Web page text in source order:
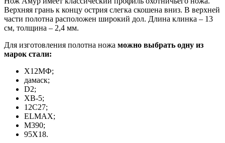
Верхняя грань к концу острия слегка скошена вниз. В верхней
части полотна расположен широкий дол. Длина клинка – 13
см, толщина – 2,4 мм.
Для изготовления полотна ножа можно выбрать одну из
марок стали:
Х12МФ;
дамаск;
D2;
ХВ-5;
12С27;
ELMAX;
М390;
95Х18.